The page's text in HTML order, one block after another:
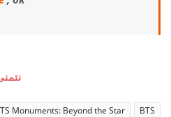
BTS
Monuments: Beyond the Star